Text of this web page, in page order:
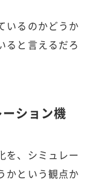
いるのかどうか
ると言えるだろ
ション機
を、シミュレー
かという観点か